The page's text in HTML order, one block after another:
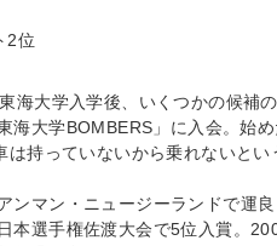
2位
海大学入学後、いくつかの候補
海大学BOMBERS」に入会。始
持っていないから乗れないと
ンマン・ニュージーランドで運
本選手権佐渡大会で5位入賞。